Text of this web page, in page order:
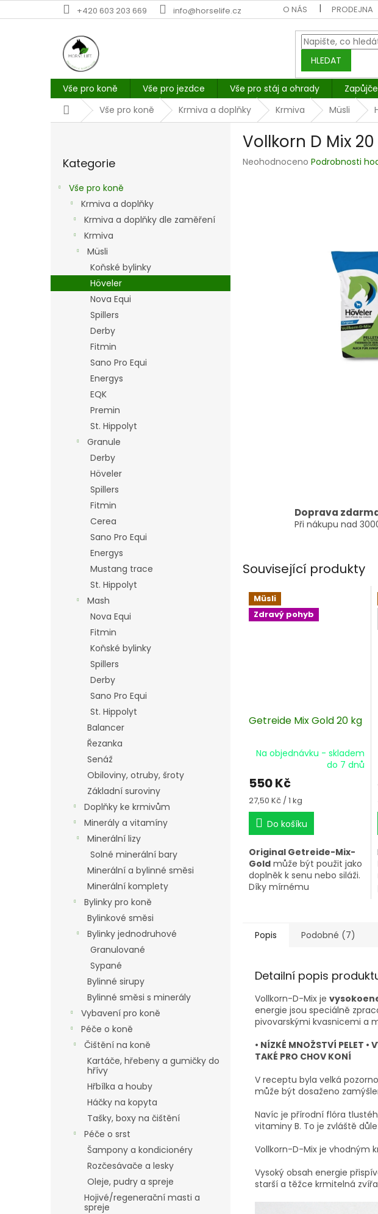
na
+420 603 203 669 info@horselife.cz O NÁS PRODEJNA
HLEDAT
Vše pro koně Vše pro jezdce Vše pro stáj a ohrady
DomůVše pro koně Krmiva a doplňky Krmiva Müsli
n
e
kategorie
Kategorie
Vše pro koně
Krmiva a doplňky
Krmiva a doplňky dle zaměření
Krmiva
Müsli
Koňské bylinky
Höveler
Nova Equi
Spillers
Derby
Fitmin
Sano Pro Equi
Energys
EQK
Premin
St. Hippolyt
Granule
Derby
Höveler
Spillers
Fitmin
Cerea
Sano Pro Equi
Energys
Mustang trace
St. Hippolyt
Mash
Nova Equi
Fitmin
Koňské bylinky
Spillers
Derby
Sano Pro Equi
St. Hippolyt
Balancer
Řezanka
Senáž
Obiloviny, otruby, šroty
Základní suroviny
Doplňky ke krmivům
Minerály a vitamíny
Minerální lizy
Solné minerální bary
Minerální a bylinné směsi
Minerální komplety
Bylinky pro koně
Bylinkové směsi
Bylinky jednodruhové
Granulované
Sypané
Bylinné sirupy
Bylinné směsi s minerály
Vybavení pro koně
Péče o koně
Čištění na koně
Kartáče, hřebeny a gumičky do
hřívy
Hřbílka a houby
Háčky na kopyta
Tašky, boxy na čištění
Péče o srst
Šampony a kondicionéry
Rozčesávače a lesky
Oleje, pudry a spreje
Hojivé/regenerační masti a
spreje
Vollkorn D Mix
Průměrné
Neohodnoceno Podrobnosti
Doprava
Při nákupu nad
Související produkty
Müsli
Zdravý pohyb
Getreide Mix Gold 20 kg
Na objednávku - skladem
do 7 dnů
550 Kč
Měrná
cena:
27,50 Kč / 1 kg
Do košíku
Original Getreide-Mix-
Gold může být použit jako
doplněk k senu nebo siláži.
Díky mírnému
koně.
Popis Podobné (7)
Detailní popis
Vollkorn-D-Mix je
energie jsou speciálně
pivovarskými kvasnicemi a
• NÍZKÉ MNOŽSTVÍ PELET •
TAKÉ PRO CHOV KONÍ
V receptu byla velká
může být dosaženo
Navíc je přírodní flóra
vitaminy B. To je zvláště
Vollkorn-D-Mix je vhodným
Vysoký obsah energie
starší a těžce krmitelná